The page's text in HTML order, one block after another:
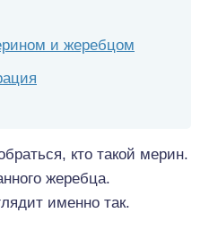
и жеребцом
кто такой мерин.
жеребца.
именно так.